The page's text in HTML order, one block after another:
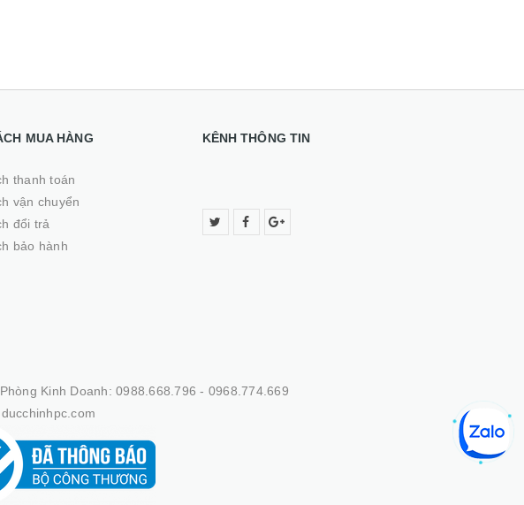
MUA HÀNG
thanh toán
vận chuyển
đổi trả
bảo hành
KÊNH THÔNG TIN
Phòng Kinh Doanh: 0988.668.796 - 0968.774.669
ducchinhpc.com